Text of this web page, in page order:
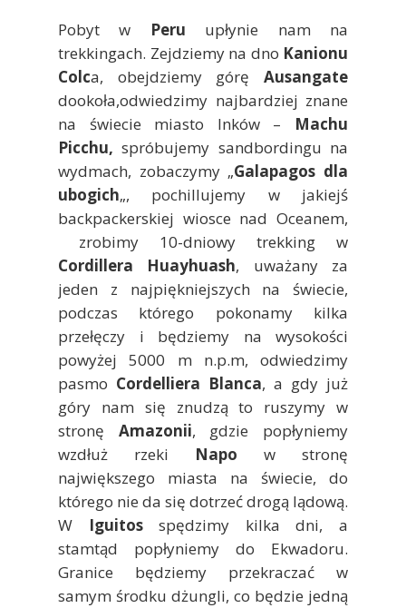
Pobyt w Peru upłynie nam na
trekkingach. Zejdziemy na dno Kanionu
Colca, obejdziemy górę Ausangate
dookoła,odwiedzimy najbardziej znane
na świecie miasto Inków – Machu
Picchu, spróbujemy sandbordingu na
wydmach, zobaczymy „Galapagos dla
ubogich„, pochillujemy w jakiejś
backpackerskiej wiosce nad Oceanem,
zrobimy 10-dniowy trekking w
Cordillera Huayhuash, uważany za
jeden z najpiękniejszych na świecie,
podczas którego pokonamy kilka
przełęczy i będziemy na wysokości
powyżej 5000 m n.p.m, odwiedzimy
pasmo Cordelliera Blanca, a gdy już
góry nam się znudzą to ruszymy w
stronę Amazonii, gdzie popłyniemy
wzdłuż rzeki Napo w stronę
największego miasta na świecie, do
którego nie da się dotrzeć drogą lądową.
W
Iguitosspędzimy kilka dni, a
stamtąd popłyniemy do Ekwadoru.
Granice będziemy przekraczać w
samym środku dżungli, co będzie jedną